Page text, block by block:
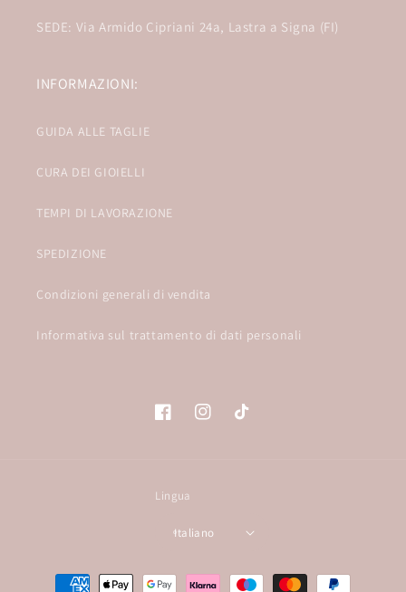
SEDE: Via Armido Cipriani 24a, Lastra a Signa (FI)
INFORMAZIONI:
GUIDA ALLE TAGLIE
CURA DEI GIOIELLI
TEMPI DI LAVORAZIONE
SPEDIZIONE
Condizioni generali di vendita
Informativa sul trattamento di dati personali
FacebookInstagramTikTok
Lingua
Italiano
Metodi